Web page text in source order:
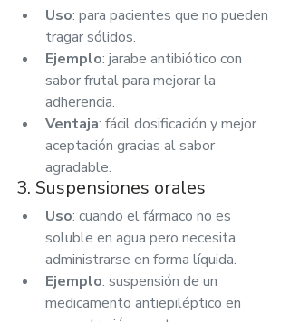
Uso: para pacientes que no pueden
tragar sólidos.
Ejemplo: jarabe antibiótico con
sabor frutal para mejorar la
adherencia.
Ventaja: fácil dosificación y mejor
aceptación gracias al sabor
agradable.
3. Suspensiones orales
Uso: cuando el fármaco no es
soluble en agua pero necesita
administrarse en forma líquida.
Ejemplo: suspensión de un
medicamento antiepiléptico en